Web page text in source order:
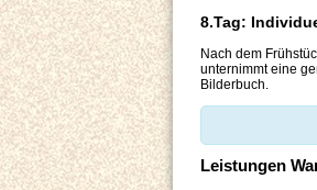
8.Tag:
Nach dem
unternimmt eine
Bilderbuch.
Leistungen